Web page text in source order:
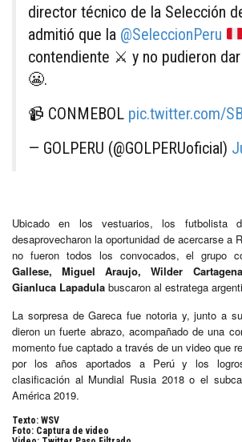
director técnico de la Selección
admitió que la @SeleccionPeru
contendiente ⚔️ y no pudieron
😬.
📹 CONMEBOL pic.twitter.com/
— GOLPERU (@GOLPERUoficial)
Ubicado en los vestuarios, los futbolista
desaprovecharon la oportunidad de acercarse a
no fueron todos los convocados, el grupo
Gallese, Miguel Araujo, Wilder
Gianluca Lapadula buscaron al estratega
La sorpresa de Gareca fue notoria y, junto a
dieron un fuerte abrazo, acompañado de una
momento fue captado a través de un video que
por los años aportados a Perú y los
clasificación al Mundial Rusia 2018 o el
América 2019.
Texto: WSV
Foto: Captura de video